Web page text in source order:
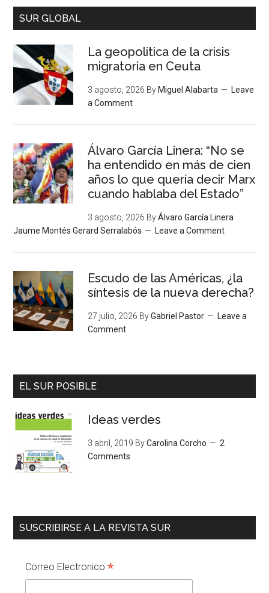
SUR GLOBAL
La geopolítica de la crisis
migratoria en Ceuta
3 agosto, 2026 By Miguel Alabarta
Leave
a Comment
Álvaro García Linera: “No se
ha entendido en más de cien
años lo que quería decir Marx
cuando hablaba del Estado”
3 agosto, 2026 ByÁlvaro García Linera
Jaume Montés Gerard Serralabós
Leave a Comment
Escudo de las Américas, ¿la
síntesis de la nueva derecha?
27 julio, 2026 ByGabriel Pastor
Leave a
Comment
EL SUR POSIBLE
Ideas verdes
3 abril, 2019 ByCarolina Corcho
2
Comments
SUSCRIBIRSE A LA REVISTA SUR
Correo Electronico*